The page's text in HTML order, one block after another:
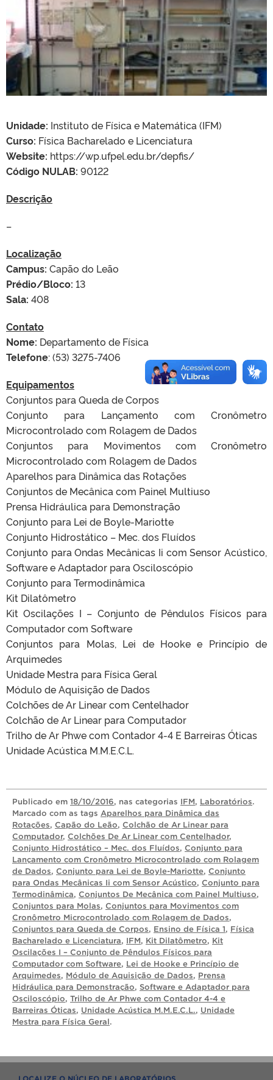
Unidade: Instituto de Física e Matemática (IFM)
Curso: Física Bacharelado e Licenciatura
Website: https://wp.ufpel.edu.br/depfis/
Código NULAB: 90122
Descrição
–
Localização
Campus: Capão do Leão
Prédio/Bloco: 13
Sala: 408
Contato
Nome: Departamento de Física
Telefone: (53) 3275-7406
Equipamentos
Conjuntos para Queda de Corpos
Conjunto para Lançamento com Cronômetro
Microcontrolado com Rolagem de Dados
Conjuntos para Movimentos com Cronômetro
Microcontrolado com Rolagem de Dados
Aparelhos para Dinâmica das Rotações
Conjuntos de Mecânica com Painel Multiuso
Prensa Hidráulica para Demonstração
Conjunto para Lei de Boyle-Mariotte
Conjunto Hidrostático – Mec. dos Fluídos
Conjunto para Ondas Mecânicas Ii com Sensor Acústico,
Software e Adaptador para Osciloscópio
Conjunto para Termodinâmica
Kit Dilatômetro
Kit Oscilações I – Conjunto de Pêndulos Físicos para
Computador com Software
Conjuntos para Molas, Lei de Hooke e Princípio de
Arquimedes
Unidade Mestra para Física Geral
Módulo de Aquisição de Dados
Colchões de Ar Linear com Centelhador
Colchão de Ar Linear para Computador
Trilho de Ar Phwe com Contador 4-4 E Barreiras Óticas
Unidade Acústica M.M.E.C.L.
Publicado em 18/10/2016, nas categorias IFM, Laboratórios.
Marcado com as tags Aparelhos para Dinâmica das
Rotações, Capão do Leão, Colchão de Ar Linear para
Computador, Colchões De Ar Linear com Centelhador,
Conjunto Hidrostático – Mec. dos Fluídos, Conjunto para
Lançamento com Cronômetro Microcontrolado com Rolagem
de Dados, Conjunto para Lei de Boyle-Mariotte, Conjunto
para Ondas Mecânicas Ii com Sensor Acústico, Conjunto para
Termodinâmica, Conjuntos De Mecânica com Painel Multiuso,
Conjuntos para Molas, Conjuntos para Movimentos com
Cronômetro Microcontrolado com Rolagem de Dados,
Conjuntos para Queda de Corpos, Ensino de Física 1, Física
Bacharelado e Licenciatura, IFM, Kit Dilatômetro, Kit
Oscilações I – Conjunto de Pêndulos Físicos para
Computador com Software, Lei de Hooke e Princípio de
Arquimedes, Módulo de Aquisição de Dados, Prensa
Hidráulica para Demonstração, Software e Adaptador para
Osciloscópio, Trilho de Ar Phwe com Contador 4-4 e
Barreiras Óticas, Unidade Acústica M.M.E.C.L., Unidade
Mestra para Física Geral.